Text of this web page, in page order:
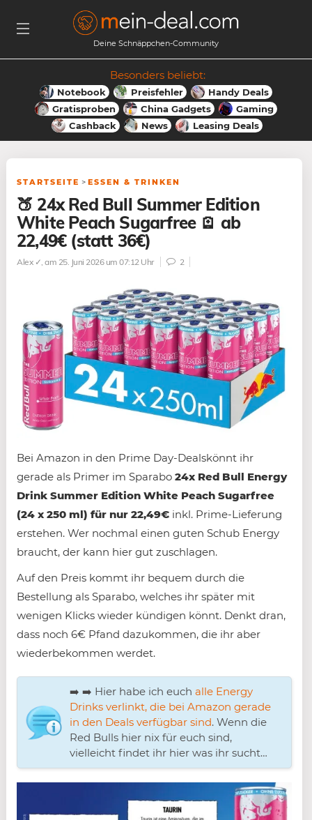
Deine Schnäppchen-Community
Besonders beliebt:
Notebook Preisfehler
Handy Deals
Gratisproben
China Gadgets
Gaming
Cashback
News Leasing Deals
STARTSEITE > ESSEN & TRINKEN
🍑 24x Red Bull Summer Edition
White Peach Sugarfree 🪫 ab
22,49€ (statt 36€)
Alex ✓, am 25. Juni 2026 um 07:12 Uhr 2
Bei Amazon in den Prime Day-Dealskönnt ihr
gerade als Primer im Sparabo 24x Red Bull Energy
Drink Summer Edition White Peach Sugarfree
(24 x 250 ml) für nur 22,49€ inkl. Prime-Lieferung
erstehen. Wer nochmal einen guten Schub Energy
braucht, der kann hier gut zuschlagen.
Auf den Preis kommt ihr bequem durch die
Bestellung als Sparabo, welches ihr später mit
wenigen Klicks wieder kündigen könnt. Denkt dran,
dass noch 6€ Pfand dazukommen, die ihr aber
wiederbekommen werdet.
➡️ ➡️ Hier habe ich euch alle Energy
Drinks verlinkt, die bei Amazon gerade
in den Deals verfügbar sind. Wenn die
Red Bulls hier nix für euch sind,
vielleicht findet ihr hier was ihr sucht…